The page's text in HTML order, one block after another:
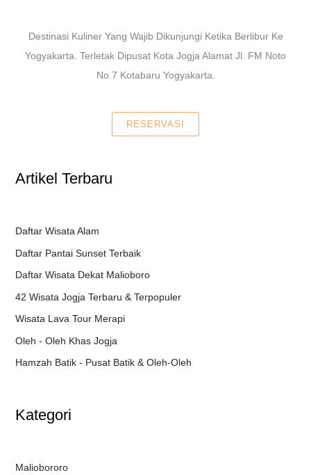
Destinasi Kuliner Yang Wajib Dikunjungi Ketika Berlibur Ke
Yogyakarta. Terletak Dipusat Kota Jogja Alamat Jl. FM Noto
No.7 Kotabaru Yogyakarta.
RESERVASI
Artikel Terbaru
Daftar Wisata Alam
Daftar Pantai Sunset Terbaik
Daftar Wisata Dekat Malioboro
42 Wisata Jogja Terbaru & Terpopuler
Wisata Lava Tour Merapi
Oleh - Oleh Khas Jogja
Hamzah Batik - Pusat Batik & Oleh-Oleh
Kategori
Maliobororo